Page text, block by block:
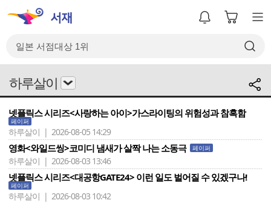
하루살이
넷플릭스 시리즈<사랑하는 아이>가스라이팅의 위험성과 참혹함
페이퍼
하루살이 | 2026-08-05 14:29
영화<와일드씽>코미디 냄새가 살짝 나는 소동극 페이퍼
하루살이 | 2026-08-03 13:46
넷플릭스 시리즈<대공항GATE24> 이런 일도 벌어질 수 있겠구나!
페이퍼
하루살이 | 2026-08-03 10:42